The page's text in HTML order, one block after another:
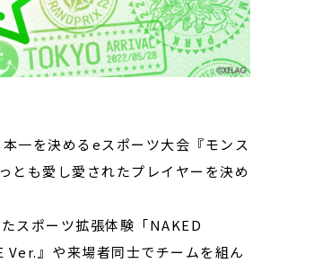
一を決めるeスポーツ大会『モンス
とも愛し愛されたプレイヤーを決め
スポーツ拡張体験「NAKED
』や来場者同士でチームを組ん